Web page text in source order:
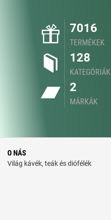
7016
TERMÉKEK
128
KATEGÓRIÁK
2
MÁRKÁK
O NÁS
Világ kávék, teák és diófélék